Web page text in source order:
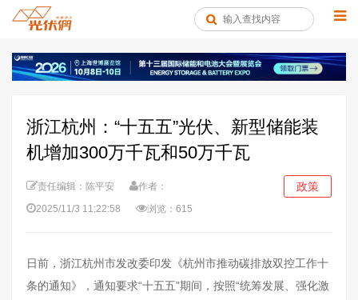
浙江杭州：“十五五”光伏、新型储能装
机增加300万千瓦和50万千瓦
责任编辑：陈平安
作者：
2025/11/3 11:22:58
浏览：615
政策
日前，浙江杭州市发改委印发《杭州市推动碳排放双控工作十
条的通知》，通知要求“十五五”期间，按照“统筹发展、强化激